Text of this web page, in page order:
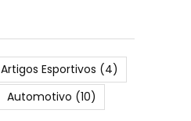
Artigos Esportivos (4)
Automotivo (10)